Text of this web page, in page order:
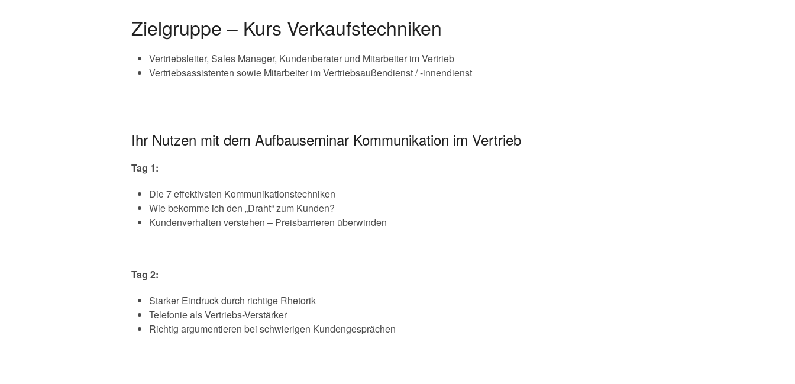
Zielgruppe – Kurs Verkaufstechniken
Vertriebsleiter, Sales Manager, Kundenberater und Mitarbeiter im Vertrieb
Vertriebsassistenten sowie Mitarbeiter im Vertriebsaußendienst / -innendienst
Ihr Nutzen mit dem Aufbauseminar Kommunikation im Vertrieb
Tag 1:
Die 7 effektivsten Kommunikationstechniken
Wie bekomme ich den „Draht“ zum Kunden?
Kundenverhalten verstehen – Preisbarrieren überwinden
Tag 2:
Starker Eindruck durch richtige Rhetorik
Telefonie als Vertriebs-Verstärker
Richtig argumentieren bei schwierigen Kundengesprächen